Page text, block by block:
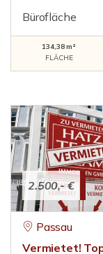
Bürofläche
134,38 m²
FLÄCHE
2.500,- €
Passau
Vermietet!